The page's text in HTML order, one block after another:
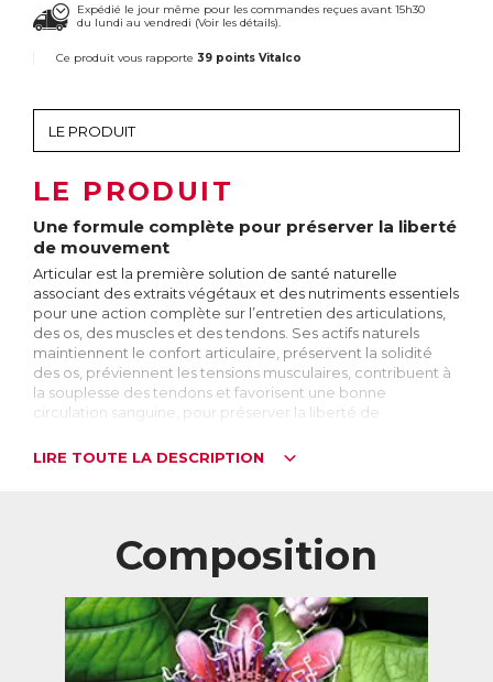
Expédié le jour même pour les commandes reçues avant 15h30
du lundi au vendredi (Voir les détails).
Ce produit vous rapporte 39 points Vitalco
LE PRODUIT
Une formule complète pour préserver la liberté
de mouvement
Articular est la première solution de santé naturelle
associant des extraits végétaux et des nutriments essentiels
pour une action complète sur l’entretien des articulations,
des os, des muscles et des tendons. Ses actifs naturels
maintiennent le confort articulaire, préservent la solidité
des os, préviennent les tensions musculaires, contribuent à
la souplesse des tendons et favorisent une bonne
circulation sanguine, pour préserver la liberté de
circonstances.
tendons forme le système locomoteur. C’est ce système
tout entier qui permet de bouger !
Avec l’âge, le vieillissement du système locomoteur a de
nombreuses conséquences qui peuvent impacter la
mobilité :
- Usure du cartilage et douleurs articulaires : difficultés à se
déplacer, à effectuer les gestes simples du quotidien
LIRE TOUTE LA DESCRIPTION
Composition